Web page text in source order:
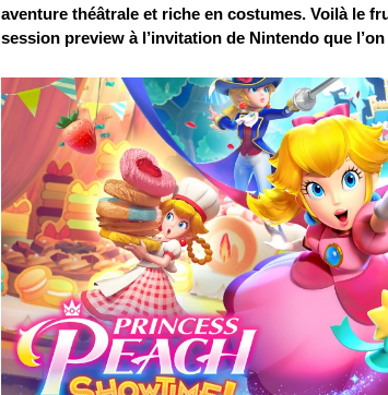
aventure théâtrale et riche en costumes. Voilà le
session preview à l’invitation de Nintendo que